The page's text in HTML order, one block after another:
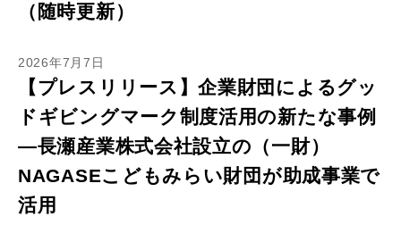
（随時更新）
2026年7月7日
【プレスリリース】企業財団によるグッ
ドギビングマーク制度活用の新たな事例
―長瀬産業株式会社設立の（一財）
NAGASEこどもみらい財団が助成事業で
活用